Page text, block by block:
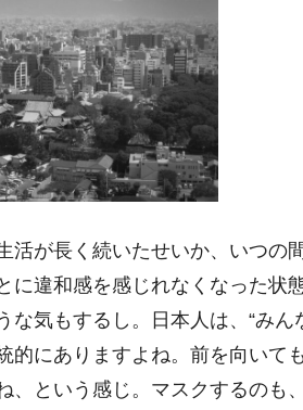
活が長く続いたせいか、いつの
に違和感を感じれなくなった状
な気もするし。日本人は、“み
的にありますよね。前を向いて
、という感じ。マスクするのも